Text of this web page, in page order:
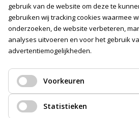
Volg ons
gebruik van de website om deze te
gebruiken wij tracking cookies waarmee
onderzoeken, de website verbeteren,
analyses uitvoeren en voor het gebruik
advertentiemogelijkheden.
Voorkeuren
Statistieken